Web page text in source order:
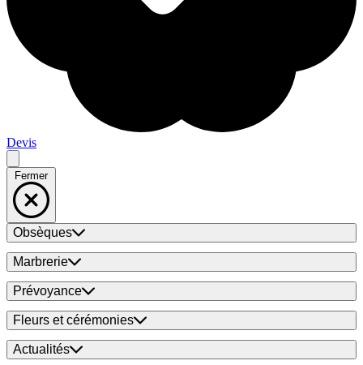
Devis
Fermer
Obsèques
Marbrerie
Prévoyance
Fleurs et cérémonies
Actualités